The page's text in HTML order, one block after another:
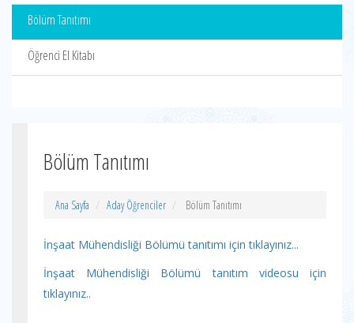
Bölüm Tanıtımı
Öğrenci El Kitabı
Bölüm Tanıtımı
Ana Sayfa Aday Öğrenciler Bölüm Tanıtımı
İnşaat Mühendisliği Bölümü tanıtımı için tıklayınız...
İnşaat Mühendisliği Bölümü tanıtım videosu için
tıklayınız..